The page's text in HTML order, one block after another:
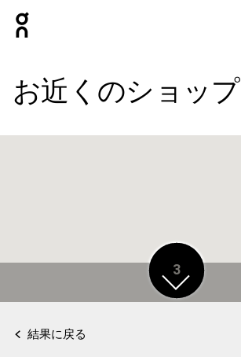
お近くのショップ
3
3
結果に戻る